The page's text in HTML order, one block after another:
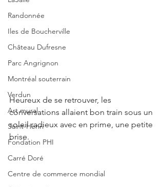
Randonnée
Iles de Boucherville
Château Dufresne
Parc Angrignon
Montréal souterrain
Verdun
Art mural
Saint-Henri
Fondation PHI
Carré Doré
Centre de commerce mondial
Heureux de se retrouver, les
conversations allaient bon train sous un
soleil radieux avec en prime, une petite
brise.